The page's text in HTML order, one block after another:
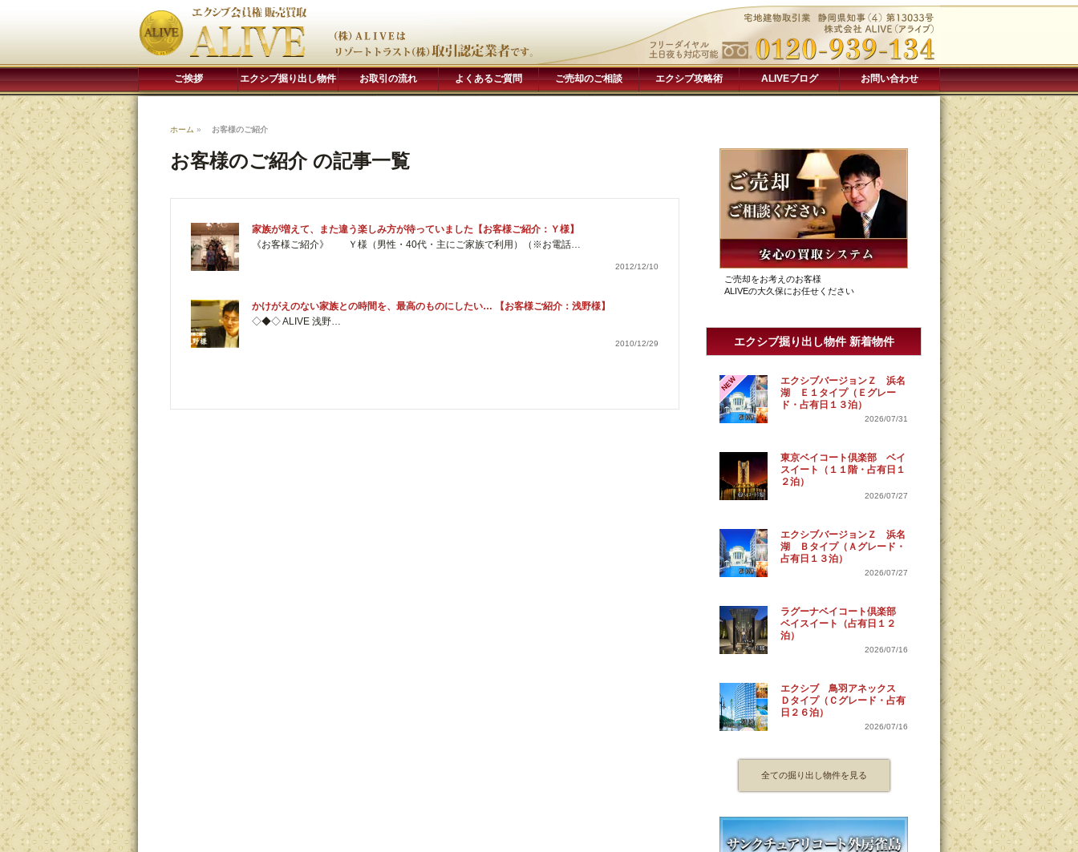
ご挨拶 エクシブ掘り出し物件 お取引の流れ よくあるご質問 ご売却のご相談 エクシブ攻略術 ALIVEブログ お問い合わせ
ホーム » お客様のご紹介
お客様のご紹介 の記事一覧
家族が増えて、また違う楽しみ方が待っていました【お客様ご紹介：Ｙ様】
《お客様ご紹介》 Ｙ様（男性・40代・主にご家族で利用）（※お電話…
2012/12/10
かけがえのない家族との時間を、最高のものにしたい… 【お客様ご紹介：浅野様】
◇◆◇ ALIVE 浅野…
2010/12/29
ご売却をお考えのお客様
ALIVEの大久保にお任せください
エクシブ掘り出し物件 新着物件
NEW
エクシブバージョンＺ 浜名
湖 Ｅ１タイプ（Ｅグレー
ド・占有日１３泊）
2026/07/31
東京ベイコート倶楽部 ベイ
スイート（１１階・占有日１
２泊）
2026/07/27
エクシブバージョンＺ 浜名
湖 Ｂタイプ（Ａグレード・
占有日１３泊）
2026/07/27
ラグーナベイコート倶楽部
ベイスイート（占有日１２
泊）
2026/07/16
エクシブ 鳥羽アネックス
Ｄタイプ（Ｃグレード・占有
日２６泊）
2026/07/16
全ての掘り出し物件を見る